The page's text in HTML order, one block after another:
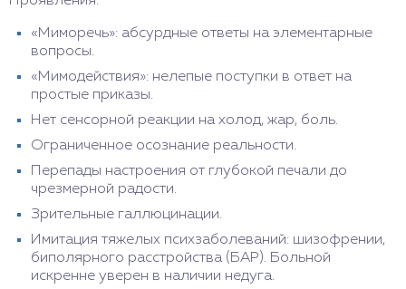
«Миморечь»: абсурдные ответы на элементарные
вопросы.
«Мимодействия»: нелепые поступки в ответ на
простые приказы.
Нет сенсорной реакции на холод, жар, боль.
Ограниченное осознание реальности.
Перепады настроения от глубокой печали до
чрезмерной радости.
Зрительные галлюцинации.
Имитация тяжелых психзаболеваний: шизофрении,
биполярного расстройства (БАР). Больной
искренне уверен в наличии недуга.